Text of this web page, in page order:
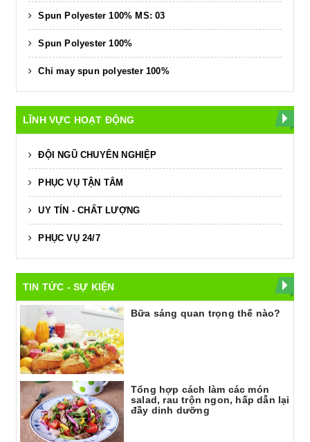
Spun Polyester 100% MS: 03
Spun Polyester 100%
Chỉ may spun polyester 100%
LĨNH VỰC HOẠT ĐỘNG
ĐỘI NGŨ CHUYÊN NGHIỆP
PHỤC VỤ TẬN TÂM
UY TÍN - CHẤT LƯỢNG
PHỤC VỤ 24/7
TIN TỨC - SỰ KIỆN
Bữa sáng quan trọng thế nào?
Tổng hợp cách làm các món
salad, rau trộn ngon, hấp dẫn lại
đầy dinh dưỡng